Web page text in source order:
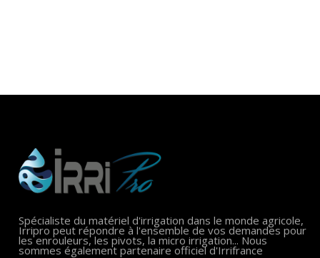
Spécialiste du matériel d'irrigation dans le monde agricole,
Irripro peut répondre à l'ensemble de vos demandes pour
les enrouleurs, les pivots, la micro irrigation... Nous
sommes également partenaire officiel d'Irrifrance